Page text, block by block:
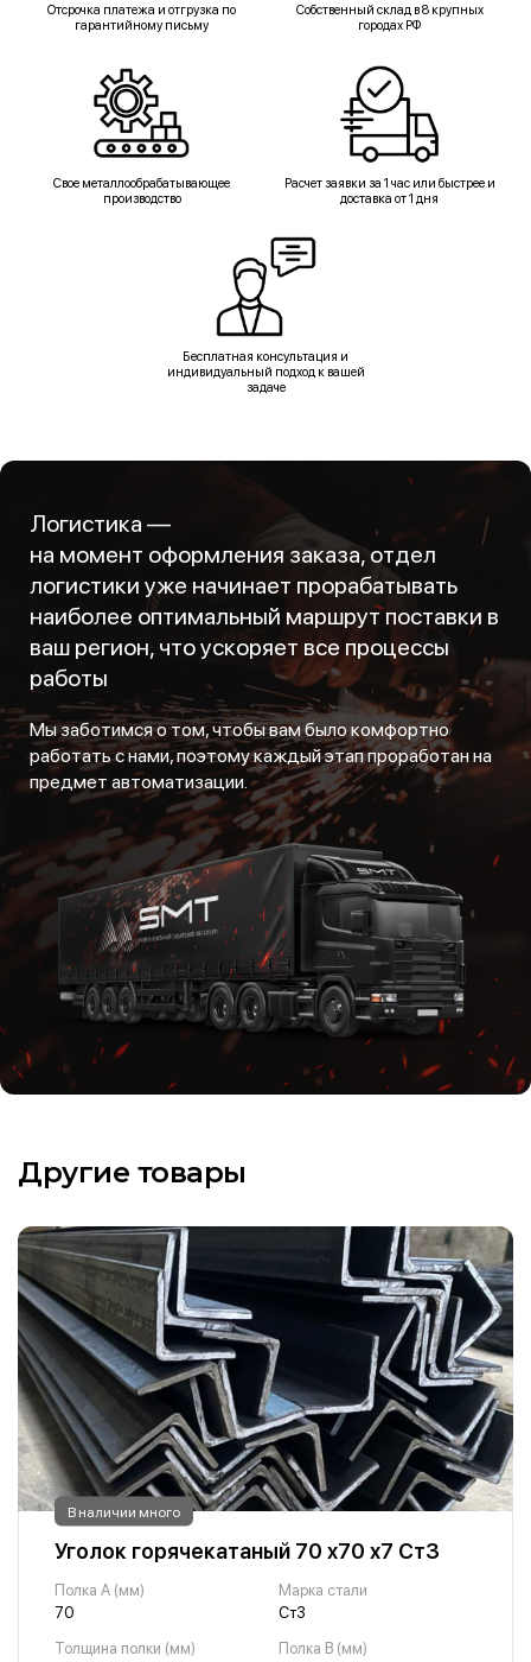
Отсрочка платежа и отгрузка по
гарантийному письму
Собственный склад в 8 крупных
городах РФ
Свое металлообрабатывающее
производство
Расчет заявки за 1 час или быстрее и
доставка от 1 дня
Бесплатная консультация и
индивидуальный подход к вашей
задаче
Логистика —
на момент оформления заказа, отдел
логистики уже начинает прорабатывать
наиболее оптимальный маршрут поставки в
ваш регион, что ускоряет все процессы
работы
Мы заботимся о том, чтобы вам было комфортно
работать с нами, поэтому каждый этап проработан на
предмет автоматизации.
Другие товары
В наличии много
Уголок горячекатаный 70 х70 х7 Ст3
Полка A (мм)
70
Марка стали
Ст3
Толщина полки (мм)
Полка B (мм)